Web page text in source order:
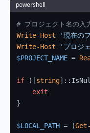
powershell
# プロジェクト名の入
Write-Host
'現在の
Write-Host
'プロジ
$PROJECT_NAME =
if ([string
exit
}
$LOCAL_PATH = (